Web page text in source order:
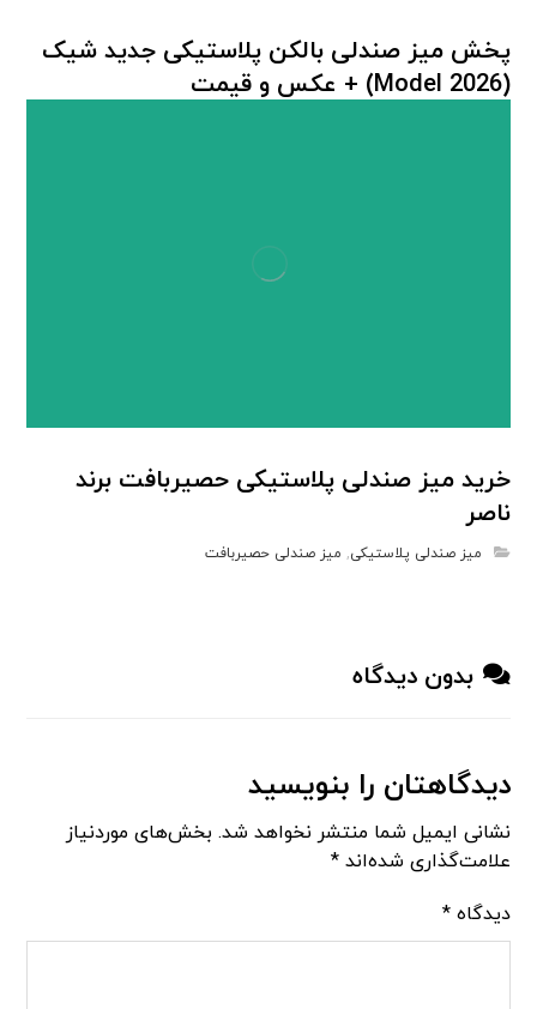
پخش میز صندلی بالکن پلاستیکی جدید شیک
(Model 2026) + عكس و قيمت
خرید میز صندلی پلاستیکی حصیربافت برند
ناصر
میز صندلی پلاستیکی, میز صندلی حصیربافت
بدون دیدگاه
دیدگاهتان را بنویسید
نشانی ایمیل شما منتشر نخواهد شد. بخش‌های موردنیاز
علامت‌گذاری شده‌اند*
دیدگاه*